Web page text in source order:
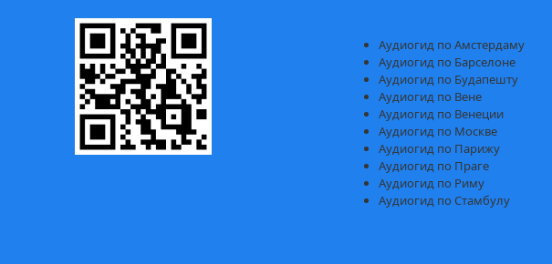
Аудиогид по Амстердаму
Аудиогид по Барселоне
Аудиогид по Будапешту
Аудиогид по Вене
Аудиогид по Венеции
Аудиогид по Москве
Аудиогид по Парижу
Аудиогид по Праге
Аудиогид по Риму
Аудиогид по Стамбулу